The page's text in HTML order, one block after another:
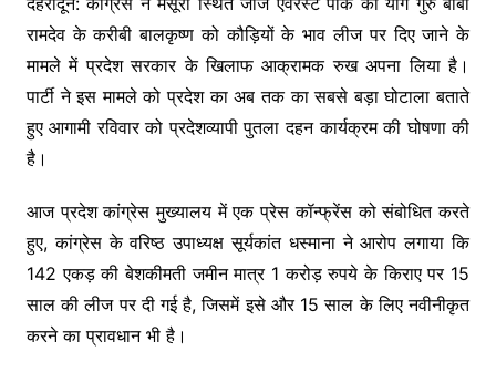
रामदेव के करीबी बालकृष्ण को कौड़ियों के भाव लीज पर दिए जाने के
मामले में प्रदेश सरकार के खिलाफ आक्रामक रुख अपना लिया है।
पार्टी ने इस मामले को प्रदेश का अब तक का सबसे बड़ा घोटाला बताते
हुए आगामी रविवार को प्रदेशव्यापी पुतला दहन कार्यक्रम की घोषणा की
है।
आज प्रदेश कांग्रेस मुख्यालय में एक प्रेस कॉन्फ्रेंस को संबोधित करते
हुए, कांग्रेस के वरिष्ठ उपाध्यक्ष सूर्यकांत धस्माना ने आरोप लगाया कि
142 एकड़ की बेशकीमती जमीन मात्र 1 करोड़ रुपये के किराए पर 15
साल की लीज पर दी गई है, जिसमें इसे और 15 साल के लिए नवीनीकृत
करने का प्रावधान भी है।